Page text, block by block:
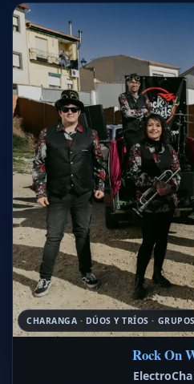
CHARANGA · DÚOS Y TRÍOS ·
Rock On